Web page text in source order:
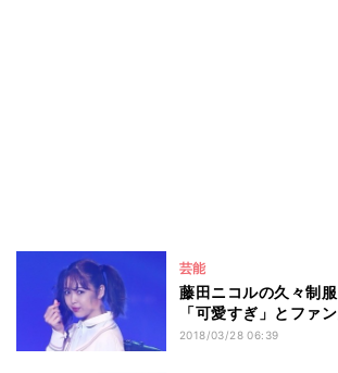
芸能
藤田ニコルの久々制
「可愛すぎ」とファ
2018/03/28 06:39